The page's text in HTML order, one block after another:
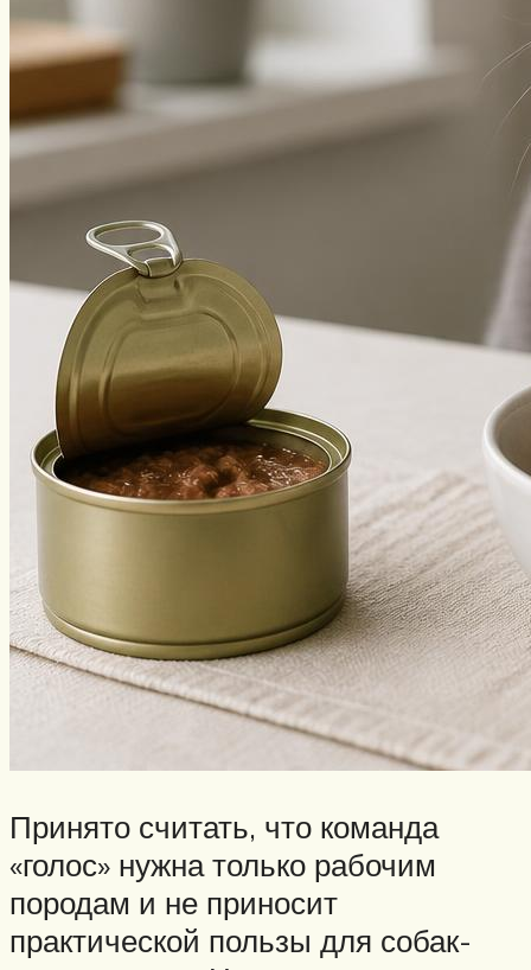
Принято считать, что команда
«голос» нужна только рабочим
породам и не приносит
практической пользы для собак-